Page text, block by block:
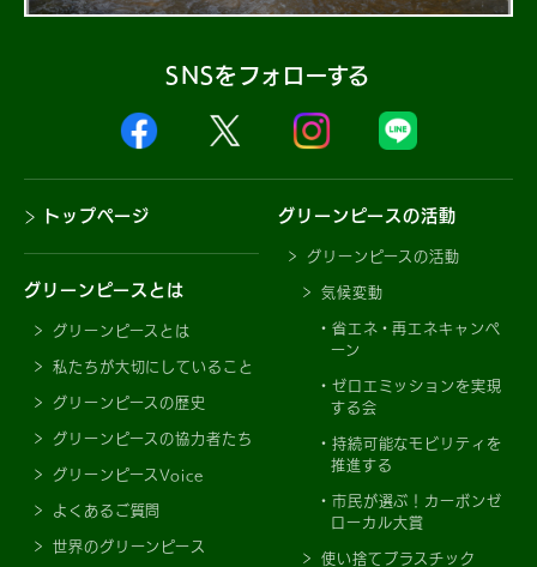
SNSをフォローする
トップページ
グリーンピースとは
グリーンピースとは
私たちが大切にしていること
グリーンピースの歴史
グリーンピースの協力者たち
グリーンピースVoice
よくあるご質問
世界のグリーンピース
グリーンピースの活動
グリーンピースの活動
気候変動
省エネ・再エネキャンペ
ーン
ゼロエミッションを実現
する会
持続可能なモビリティを
推進する
市民が選ぶ！カーボンゼ
ローカル大賞
使い捨てプラスチック